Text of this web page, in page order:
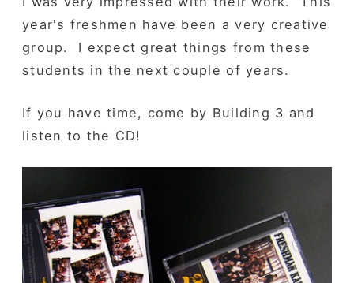
year's freshmen have been a very creative
group. I expect great things from these
students in the next couple of years.
If you have time, come by Building 3 and
listen to the CD!